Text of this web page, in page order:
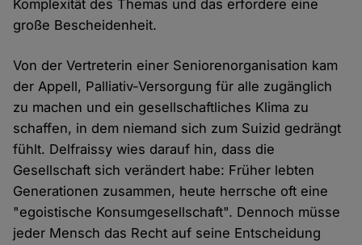
Komplexität des Themas und das erfordere eine
große Bescheidenheit.
Von der Vertreterin einer Seniorenorganisation kam
der Appell, Palliativ-Versorgung für alle zugänglich
zu machen und ein gesellschaftliches Klima zu
schaffen, in dem niemand sich zum Suizid gedrängt
fühlt. Delfraissy wies darauf hin, dass die
Gesellschaft sich verändert habe: Früher lebten
Generationen zusammen, heute herrsche oft eine
"egoistische Konsumgesellschaft". Dennoch müsse
jeder Mensch das Recht auf seine Entscheidung